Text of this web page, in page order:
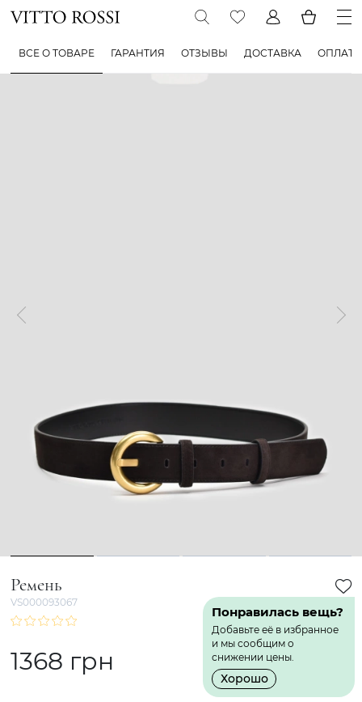
ВСЕ О ТОВАРЕ ГАРАНТИЯ ОТЗЫВЫ ДОСТАВКА ОПЛАТА
1 2 3 4
Ремень
VS000093067
Понравилась вещь?
Добавьте её в избранное
и мы сообщим о
снижении цены.
Хорошо
1368 грн